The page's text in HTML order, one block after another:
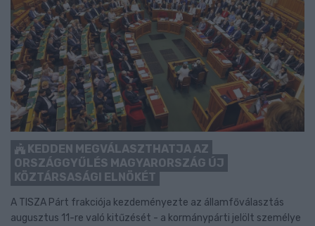
KEDDEN MEGVÁLASZTHATJA AZ
ORSZÁGGYŰLÉS MAGYARORSZÁG ÚJ
KÖZTÁRSASÁGI ELNÖKÉT
A TISZA Párt frakciója kezdeményezte az államfőválasztás
augusztus 11-re való kitűzését - a kormánypárti jelölt személye